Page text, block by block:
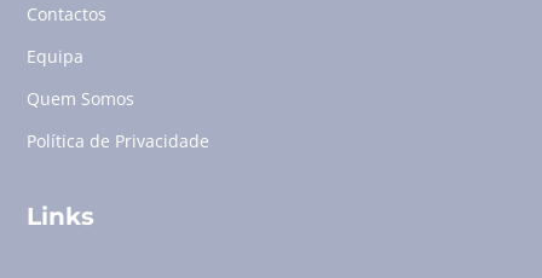
Contactos
Equipa
Quem Somos
Política de Privacidade
Links